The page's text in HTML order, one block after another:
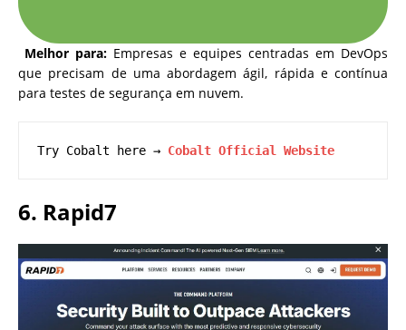
Melhor para: Empresas e equipes centradas em DevOps
que precisam de uma abordagem ágil, rápida e contínua
para testes de segurança em nuvem.
Try Cobalt here → Cobalt Official Website
6. Rapid7